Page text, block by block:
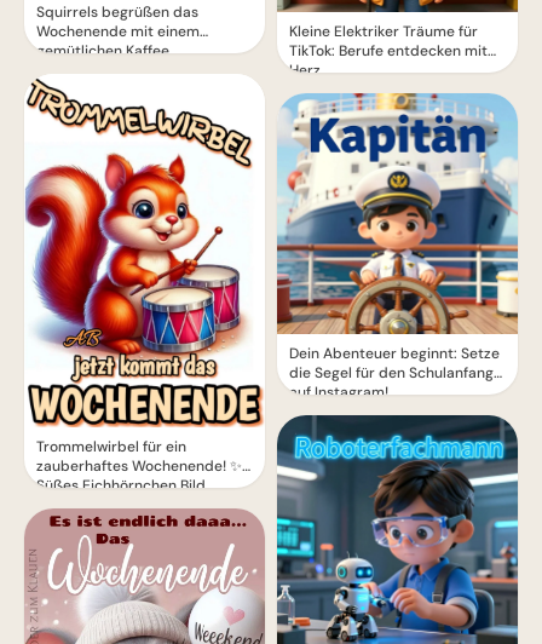
Squirrels begrüßen das
Wochenende mit einem
gemütlichen Kaffee
Trommelwirbel für ein
zauberhaftes Wochenende! ✨
Süßes Eichhörnchen Bild
Kleine Elektriker Träume für
TikTok: Berufe entdecken mit
Herz
Dein Abenteuer beginnt: Setze
die Segel für den Schulanfang
auf Instagram!